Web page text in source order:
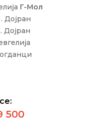
Г-Мол
Дојран
Дојран
500